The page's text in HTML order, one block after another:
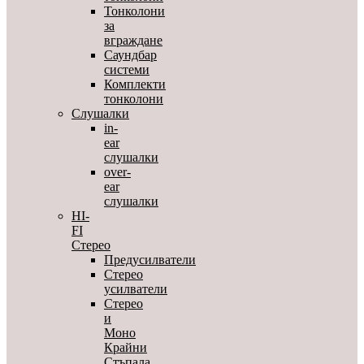
Тонколони
за
вграждане
Саундбар
системи
Комплекти
тонколони
Слушалки
in-
ear
слушалки
over-
ear
слушалки
HI-
FI
Стерео
Предусилватели
Стерео
усилватели
Стерео
и
Моно
Крайни